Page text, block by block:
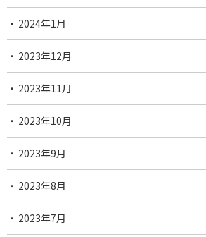
2024年1月
2023年12月
2023年11月
2023年10月
2023年9月
2023年8月
2023年7月